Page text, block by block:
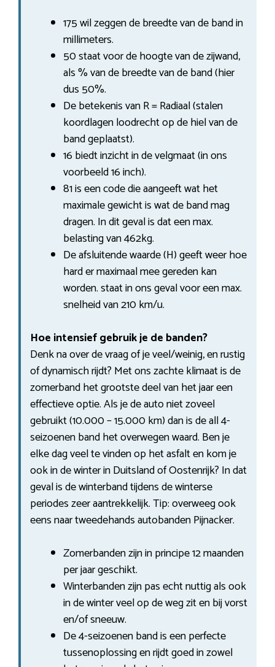
175 wil zeggen de breedte van de band in
millimeters.
50 staat voor de hoogte van de zijwand,
als % van de breedte van de band (hier
dus 50%.
De betekenis van R = Radiaal (stalen
koordlagen loodrecht op de hiel van de
band geplaatst).
16 biedt inzicht in de velgmaat (in ons
voorbeeld 16 inch).
81 is een code die aangeeft wat het
maximale gewicht is wat de band mag
dragen. In dit geval is dat een max.
belasting van 462kg.
De afsluitende waarde (H) geeft weer hoe
hard er maximaal mee gereden kan
worden. staat in ons geval voor een max.
snelheid van 210 km/u.
Hoe intensief gebruik je de banden?
Denk na over de vraag of je veel/weinig, en rustig
of dynamisch rijdt? Met ons zachte klimaat is de
zomerband het grootste deel van het jaar een
effectieve optie. Als je de auto niet zoveel
gebruikt (10.000 – 15.000 km) dan is de all 4-
seizoenen band het overwegen waard. Ben je
elke dag veel te vinden op het asfalt en kom je
ook in de winter in Duitsland of Oostenrijk? In dat
geval is de winterband tijdens de winterse
periodes zeer aantrekkelijk. Tip: overweeg ook
eens naar tweedehands autobanden Pijnacker.
Zomerbanden zijn in principe 12 maanden
per jaar geschikt.
Winterbanden zijn pas echt nuttig als ook
in de winter veel op de weg zit en bij vorst
en/of sneeuw.
De 4-seizoenen band is een perfecte
tussenoplossing en rijdt goed in zowel